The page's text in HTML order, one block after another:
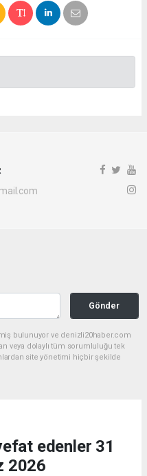
Gönder
bulunuyor ve denizli20haber.com
veya dolaylı tüm sorumluluğu tek
site yönetimi hiçbir şekilde
edenler 31
2026